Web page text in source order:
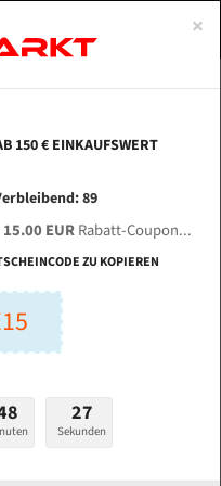
mm Bi-Metall
mm
×
150 € EINKAUFSWERT
89
15.00 EURRabatt-Coupon...
ZU KOPIEREN
26
Sekunden